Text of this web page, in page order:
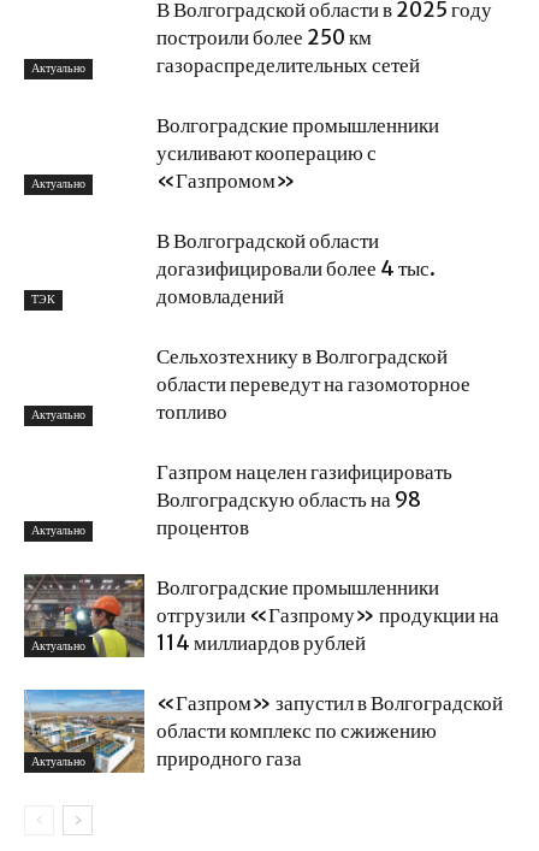
Актуально
В Волгоградской области в 2025 году
построили более 250 км
газораспределительных сетей
Актуально
Волгоградские промышленники
усиливают кооперацию с
«Газпромом»
ТЭК
В Волгоградской области
догазифицировали более 4 тыс.
домовладений
Актуально
Сельхозтехнику в Волгоградской
области переведут на газомоторное
топливо
Актуально
Газпром нацелен газифицировать
Волгоградскую область на 98
процентов
Актуально
Волгоградские промышленники
отгрузили «Газпрому» продукции на
114 миллиардов рублей
Актуально
«Газпром» запустил в Волгоградской
области комплекс по сжижению
природного газа